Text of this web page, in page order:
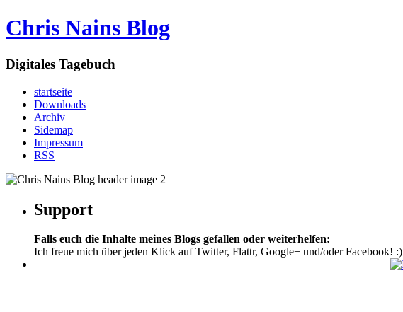
Chris Nains Blog
Digitales Tagebuch
startseite
Downloads
Archiv
Sidemap
Impressum
RSS
Support
Falls euch die Inhalte meines Blogs gefallen oder weiterhelfen:
Ich freue mich über jeden Klick auf Twitter, Flattr, Google+ und/oder Facebook! :)